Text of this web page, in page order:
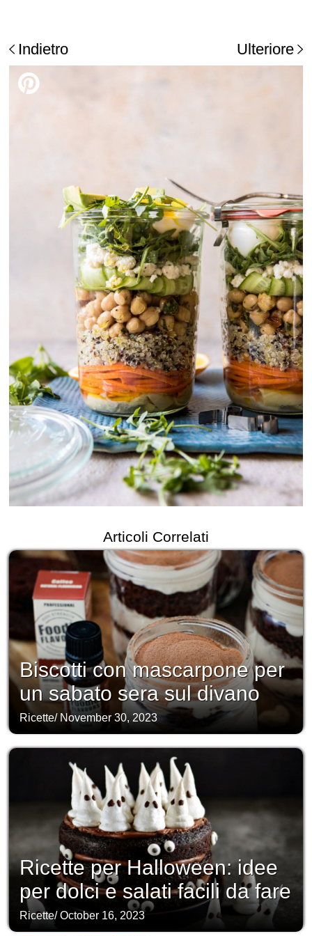
Indietro Ulteriore
Articoli Correlati
Biscotti con mascarpone per
un sabato sera sul divano
Ricette/ November 30, 2023
Ricette per Halloween: idee
per dolci e salati facili da fare
Ricette/October 16, 2023